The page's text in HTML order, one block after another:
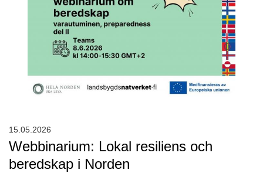
Webbinarium: Lokal resiliens och
beredskap i Norden
15.05.2026